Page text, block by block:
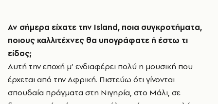
Αν σήμερα είχατε την Island, ποια συγκροτήματα,
ποιους καλλιτέχνες θα υπογράφατε ή έστω τι
είδος;
Αυτή την εποχή μ’ ενδιαφέρει πολύ η μουσική που
έρχεται από την Αφρική. Πιστεύω ότι γίνονται
σπουδαία πράγματα στη Νιγηρία, στο Μάλι, σε